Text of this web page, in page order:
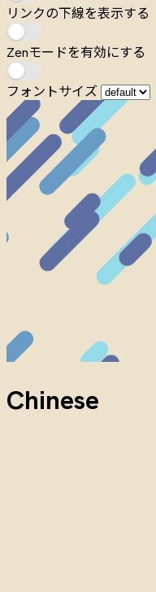
リンクの下線を表示する
Zenモードを有効にする
フォントサイズ
Chinese